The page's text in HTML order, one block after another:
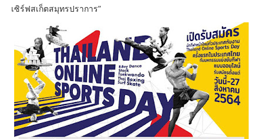
เซิร์ฟสเก็ตสมุทรปราการ”